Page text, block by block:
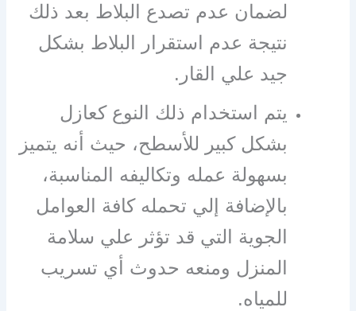
لضمان عدم تصدع البلاط بعد ذلك
نتيجة عدم استقرار البلاط بشكل
جيد علي القار.
يتم استخدام ذلك النوع كعازل
بشكل كبير للأسطح، حيث أنه يتميز
بسهولة عمله وتكاليفه المناسبة،
بالإضافة إلي تحمله كافة العوامل
الجوية التي قد تؤثر علي سلامة
المنزل ومنعه حدوث أي تسريب
للمياه.